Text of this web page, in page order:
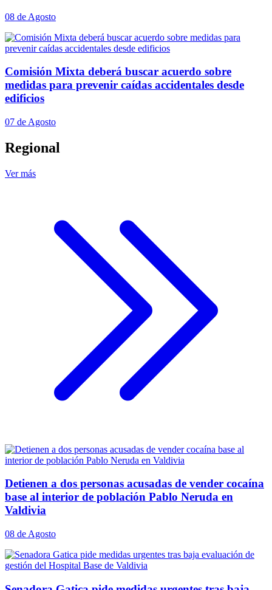
08 de Agosto
Comisión Mixta deberá buscar acuerdo sobre
medidas para prevenir caídas accidentales desde
edificios
07 de Agosto
Regional
Ver más
Detienen a dos personas acusadas de vender cocaína
base al interior de población Pablo Neruda en
Valdivia
08 de Agosto